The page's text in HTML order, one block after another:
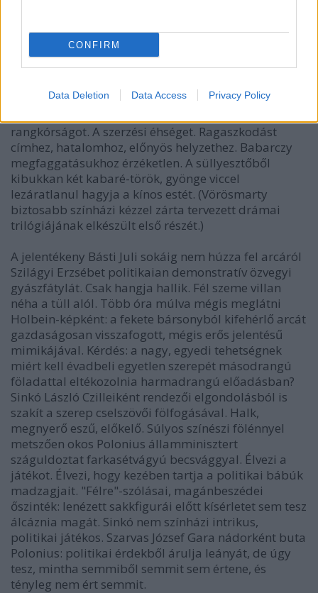
CONFIRM
Data Deletion Data Access Privacy Policy
IV. Béla teszi Bánkkal az idevonatkozó tragédia
végén. Hárman kompromisszumosan összeölelkezve
távolodnak a szín fenekére. Kevésbé színházi ötlet,
egyike tizenkilenc, húsz a másik. Erről szól az
rangkórságot. A szerzési éhséget. Ragaszkodást
címhez, hatalomhoz, előnyös helyzethez. Babarczy
megfaggatásukhoz érzéketlen. A süllyesztőből
kibukkan két kabaré-török, gyönge viccel
lezáratlanul hagyja a kínos estét. (Vörösmarty
biztosabb színházi kézzel zárta tervezett drámai
trilógiájának elkészült első részét.)
A jelentékeny Básti Juli sokáig nem húzza fel arcáról
Szilágyi Erzsébet politikaian demonstratív özvegyi
gyászfátylát. Csak hangja hallik. Fél szeme villan
néha a tüll alól. Több óra múlva mégis meglátni
Holbein-képként: a fekete bársonyból kifehérlő arcát
gazdaságosan visszafogott, mégis erős jelentésű
mimikájával. Kérdés: a nagy, egyedi tehetségnek
miért kell évadbeli egyetlen szerepét másodrangú
föladattal eltékozolnia harmadrangú előadásban?
Sinkó László Czilleiként rendezői elgondolásból is
szakít a szerep cselszövői fölfogásával. Halk,
megnyerő eszű, előkelő. Súlyos színészi fölénnyel
metszően okos Polonius államminisztert
száguldoztat farkasétvágyú becsvággyal. Élvezi a
játékot. Élvezi, hogy kezében tartja a politikai bábúk
madzagjait. "Félre"-szólásai, magánbeszédei
őszinték: lenézett sakkfigurái előtt kísérletet sem tesz
álcáznia magát. Sinkó nem színházi intrikus,
politikai játékos. Szarvas József Gara nádorként buta
Polonius: politikai érdekből árulja leányát, de úgy
tesz, mintha semmiből semmit sem értene, és
tényleg nem ért semmit.